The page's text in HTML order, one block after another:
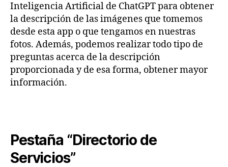
Inteligencia Artificial de ChatGPT para obtener
la descripción de las imágenes que tomemos
desde esta app o que tengamos en nuestras
fotos. Además, podemos realizar todo tipo de
preguntas acerca de la descripción
proporcionada y de esa forma, obtener mayor
información.
Pestaña “Directorio de
Servicios”